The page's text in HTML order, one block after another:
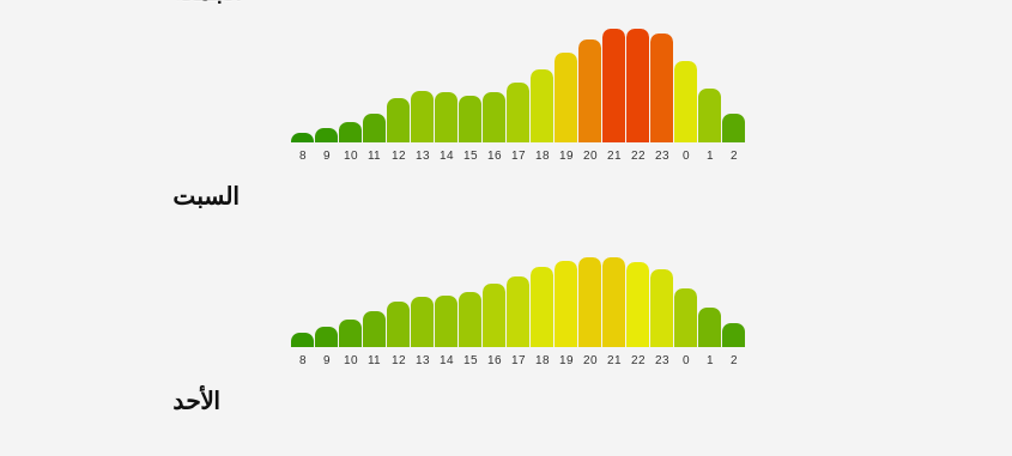
8 9 10 11 12 13 14 15 16 17 18 19 20 21 22 23 0 1 2
السبت
8 9 10 11 12 13 14 15 16 17 18 19 20 21 22 23 0 1 2
الأحد